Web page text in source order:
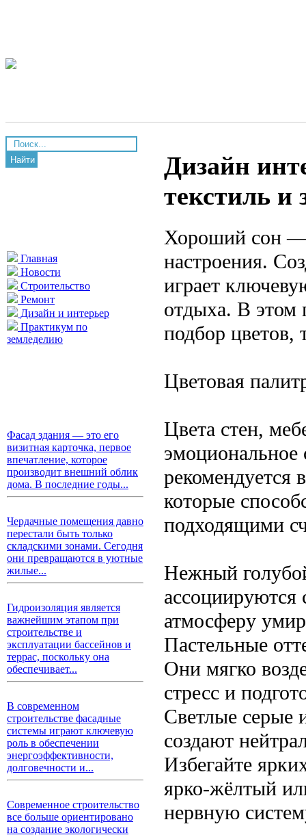
Найти
Главная
Новости
Строительство
Ремонт
Дизайн и интерьер
Практикум по
земледелию
Фасад здания — это его
визитная карточка, первое
впечатление, которое
производит внешний облик
дома. В последние годы...
Чердачные помещения давно
перестали быть только
складскими зонами. Сегодня
они превращаются в уютные
жилые...
Гидроизоляция является
важнейшим этапом при
строительстве и
эксплуатации бассейнов и
террас, поскольку она
обеспечивает...
В современном
строительстве фасадные
системы играют ключевую
роль в обеспечении
энергоэффективности,
долговечности и...
Современное строительство
все больше ориентировано
на создание экологически
Дизайн
текстиль и
Хороший сон —
настроения.
играет
отдыха. В этом
подбор цветов,
Цветовая
Цвета стен,
эмоциональное
рекомендуется
которые
подходящими
Нежный
ассоциируются
атмосферу
Пастельные
Они мягко
стресс и
Светлые серые
создают
Избегайте
ярко-жёлтый
нервную